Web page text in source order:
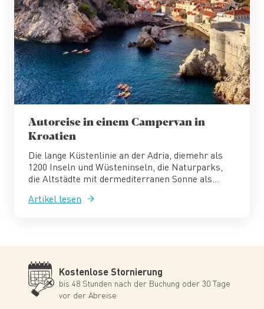
Autoreise in einem Campervan in
Kroatien
Die lange Küstenlinie an der Adria, diemehr als
1200 Inseln und Wüsteninseln, die Naturparks,
die Altstädte mit dermediterranen Sonne als...
Artikel lesen
Kostenlose Stornierung
bis 48 Stunden nach der Buchung oder 30 Tage
vor der Abreise